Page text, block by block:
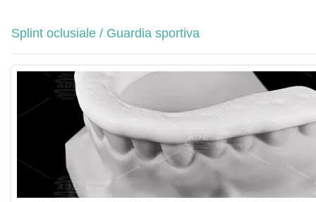
Splint oclusiale / Guardia sportiva